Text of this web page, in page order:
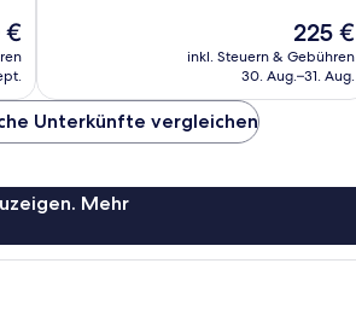
€
Der
Preis
beträgt
225 €
inkl. Steuern & Gebühren
30. Aug.–31. Aug.
Unterkünfte vergleichen
Mehr